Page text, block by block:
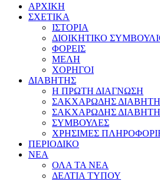
ΑΡΧΙΚΗ
ΣΧΕΤΙΚΑ
ΙΣΤΟΡΙΑ
ΔΙΟΙΚΗΤΙΚΟ
ΦΟΡΕΙΣ
ΜΕΛΗ
ΧΟΡΗΓΟΙ
ΔΙΑΒΗΤΗΣ
Η ΠΡΩΤΗ ΔΙΑΓΝΩΣΗ
ΣΑΚΧΑΡΩΔΗΣ
ΣΑΚΧΑΡΩΔΗΣ
ΣΥΜΒΟΥΛΕΣ
ΧΡΗΣΙΜΕΣ
ΠΕΡΙΟΔΙΚΟ
ΝΕΑ
ΟΛΑ ΤΑ ΝΕΑ
ΔΕΛΤΙΑ ΤΥΠΟΥ